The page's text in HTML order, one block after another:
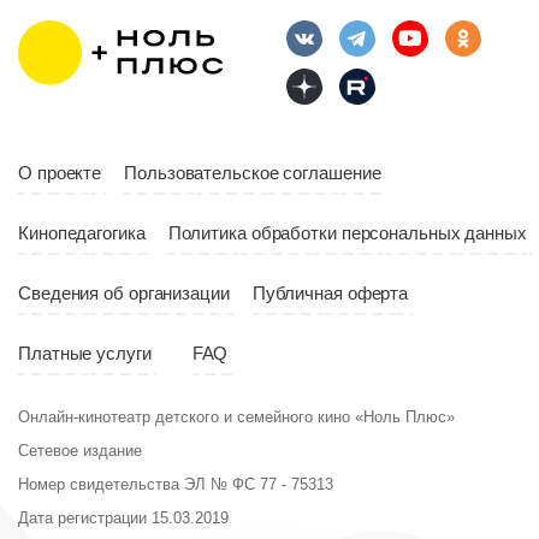
Год
Страна Россия
2023
О проекте Пользовательское соглашение
Кинопедагогика Политика обработки персональных данных
Сведения об организации Публичная оферта
Платные услуги FAQ
Онлайн-кинотеатр детского и семейного кино «Ноль Плюс»
Сетевое издание
Номер свидетельства ЭЛ № ФС 77 - 75313
Дата регистрации 15.03.2019